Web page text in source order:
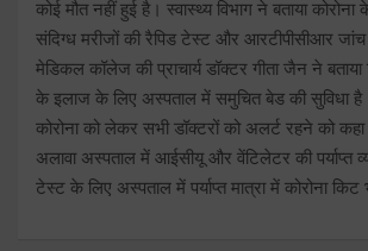
कोई मौत नहीं हुई है। स्वास्थ्य विभाग ने बताया
संदिग्ध मरीजों की रैपिड टेस्ट और आरटीपीसीआर
मेडिकल कॉलेज की प्राचार्य डॉक्टर गीता जैन ने बताया
के इलाज के लिए अस्पताल में समुचित बेड की सुविधा
कोरोना को लेकर सभी डॉक्टरों को अलर्ट रहने को
अलावा अस्पताल में आईसीयू और वेंटिलेटर की पर्याप्त
टेस्ट के लिए अस्पताल में पर्याप्त मात्रा में कोरोना